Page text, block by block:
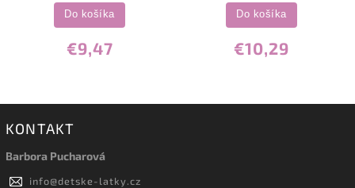
€9,47
Do košíka
€10,29
Do košíka
KONTAKT
Barbora Pucharová
info@detske-latky.cz